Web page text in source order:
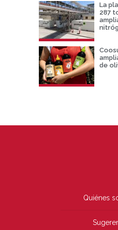
La
287
de
Quiénes